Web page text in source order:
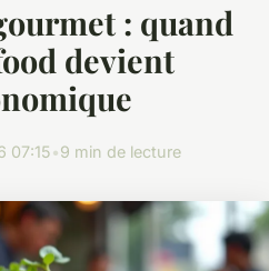
: quand
devient
07:15•9 min de lecture